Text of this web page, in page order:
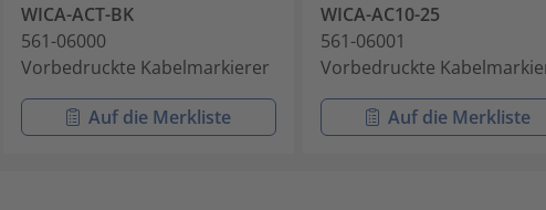
WICA-ACT-BK
561-06000
Vorbedruckte Kabelmarkierer
Auf die Merkliste
WICA-AC10-25
561-06001
Vorbedruckte
Auf die Merkliste